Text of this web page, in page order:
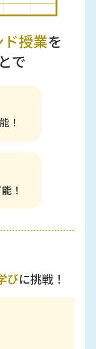
授業を
で
！
！
びに挑戦！